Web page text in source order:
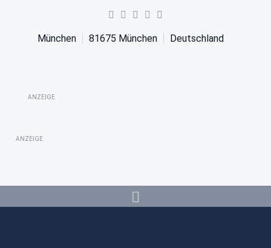
München 81675 München Deutschland
ANZEIGE
ANZEIGE